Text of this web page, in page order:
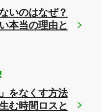
いのはなぜ？
本当の理由と
をなくす方法
む時間ロスと